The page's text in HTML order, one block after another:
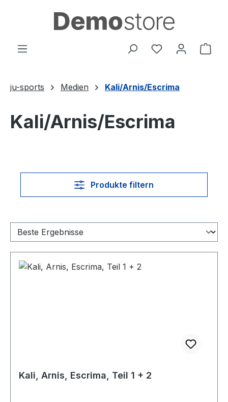
Zum Hauptinhalt springen
Du hast 0
ju-sports Medien Kali/Arnis/Escrima
Kali/Arnis/Escrima
Produkte filtern
Kali, Arnis, Escrima, Teil 1 + 2